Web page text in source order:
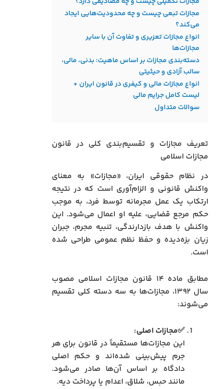
مجازات تبعی چیست و چه محدودیت‌هایی ایجاد
می‌کند؟
انواع مجازات تعزیری و تفاوت آن با سایر
مجازات‌ها
دسته‌بندی مجازات‌ بر اساس ماهیت: بدنی، مالی،
سالب آزادی و حیثیتی
انواع مجازات مالی و کیفری در قانون ایران +
لیست کامل جرایم مالی
سوالات متداول
تعریف مجازات و تقسیم‌بندی کلی در قانون
مجازات اسلامی
در نظام حقوقی ایران، «مجازات» به معنای
واکنش قانونی و الزام‌آوری است که در نتیجه
ارتکاب یک عمل مجرمانه توسط فرد، به موجب
حکم مرجع قضایی، علیه او اعمال می‌شود. این
واکنش با هدف بازدارندگی، تنبیه مجرم، جبران
زیان بزه‌دیده و حفظ نظم عمومی طراحی شده
است.
مطابق ماده ۱۴ قانون مجازات اسلامی مصوب
سال ۱۳۹۲، مجازات‌ها به سه دسته کلی تقسیم
می‌شوند:
✅مجازات اصلی:
این مجازات‌ها مستقیماً در قانون برای هر
جرم پیش‌بینی شده‌اند و حکم اصلی
دادگاه بر اساس آن‌ها صادر می‌شود.
مانند حبس، شلاق، اعدام یا پرداخت دیه.